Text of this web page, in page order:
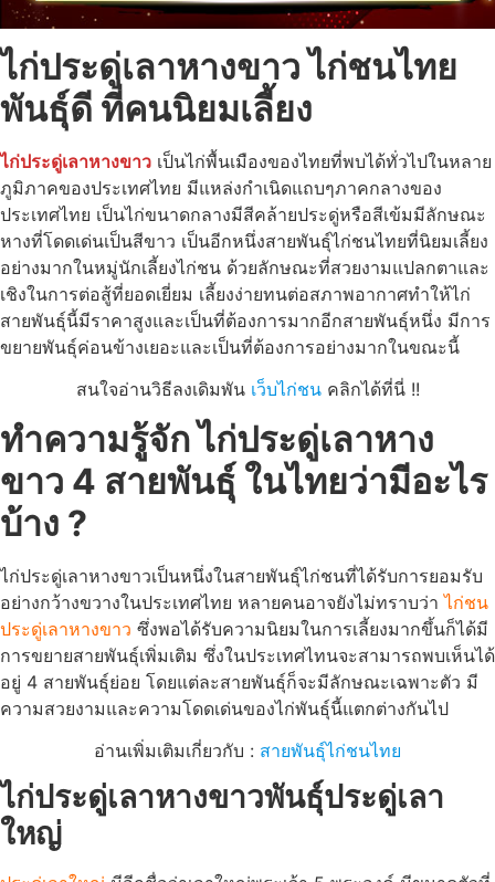
ไก่ประดู่เลาหางขาว ไก่ชนไทย
พันธุ์ดี ที่คนนิยมเลี้ยง
ไก่ประดู่เลาหางขาว เป็นไก่พื้นเมืองของไทยที่พบได้ทั่วไปในหลาย
ภูมิภาคของประเทศไทย มีแหล่งกำเนิดแถบๆภาคกลางของ
ประเทศไทย เป็นไก่ขนาดกลางมีสีคล้ายประดู่หรือสีเข้มมีลักษณะ
หางที่โดดเด่นเป็นสีขาว เป็นอีกหนึ่งสายพันธุ์ไก่ชนไทยที่นิยมเลี้ยง
อย่างมากในหมู่นักเลี้ยงไก่ชน ด้วยลักษณะที่สวยงามแปลกตาและ
เชิงในการต่อสู้ที่ยอดเยี่ยม เลี้ยงง่ายทนต่อสภาพอากาศทำให้ไก่
สายพันธุ์นี้มีราคาสูงและเป็นที่ต้องการมากอีกสายพันธุ์หนึ่ง มีการ
ขยายพันธุ์ค่อนข้างเยอะและเป็นที่ต้องการอย่างมากในขณะนี้
สนใจอ่านวิธีลงเดิมพัน เว็บไก่ชนคลิกได้ที่นี่ !!
ทำความรู้จัก ไก่ประดู่เลาหาง
ขาว 4 สายพันธุ์ ในไทยว่ามีอะไร
บ้าง ?
ไก่ประดู่เลาหางขาวเป็นหนึ่งในสายพันธุ์ไก่ชนที่ได้รับการยอมรับ
อย่างกว้างขวางในประเทศไทย หลายคนอาจยังไม่ทราบว่าไก่ชน
ประดู่เลาหางขาว ซึ่งพอได้รับความนิยมในการเลี้ยงมากขึ้นก็ได้มี
การขยายสายพันธุ์เพิ่มเติม ซึ่งในประเทศไทนจะสามารถพบเห็นได้
อยู่ 4 สายพันธุ์ย่อย โดยแต่ละสายพันธุ์ก็จะมีลักษณะเฉพาะตัว มี
ความสวยงามและความโดดเด่นของไก่พันธุ์นี้แตกต่างกันไป
อ่านเพิ่มเติมเกี่ยวกับ : สายพันธุ์ไก่ชนไทย
ไก่ประดู่เลาหางขาวพันธุ์ประดู่เลา
ใหญ่